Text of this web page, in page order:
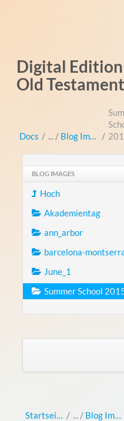
Digital
Old Testament
Docs / Blog Images /
BLOG IMAGES
Hoch
Akademientag
ann_arbor
barcelona-
June_1
Summer School
Startseite / Blog Images